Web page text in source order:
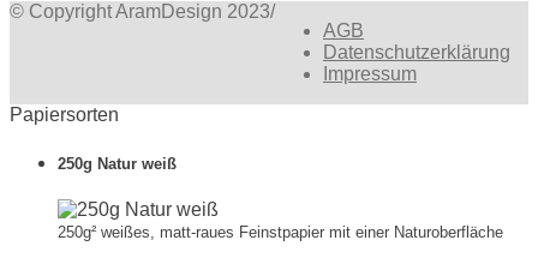
© Copyright AramDesign 2023/
AGB
Datenschutzerklärung
Impressum
Papiersorten
250g Natur weiß
250g² weißes, matt-raues Feinstpapier mit einer Naturoberfläche